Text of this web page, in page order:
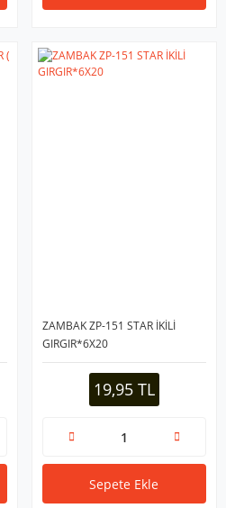
ZAMBAK ZP-151 STAR İKİLİ
GIRGIR*6X20
19,95 TL
Sepete Ekle